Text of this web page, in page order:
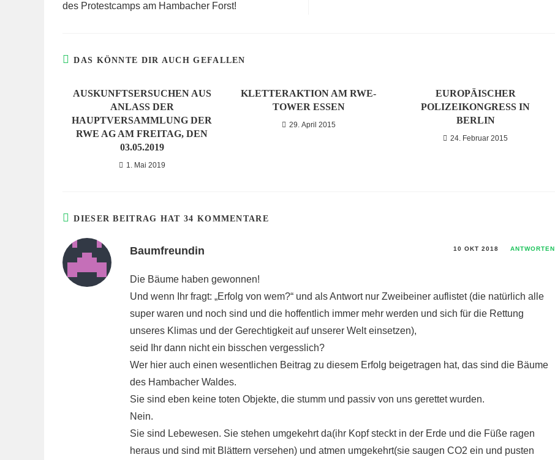
des Protestcamps am Hambacher Forst!
DAS KÖNNTE DIR AUCH GEFALLEN
AUSKUNFTSERSUCHEN AUS
ANLASS DER
HAUPTVERSAMMLUNG DER
RWE AG AM FREITAG, DEN
03.05.2019
1. Mai 2019
KLETTERAKTION AM RWE-
TOWER ESSEN
29. April 2015
EUROPÄISCHER
POLIZEIKONGRESS IN
BERLIN
24. Februar 2015
DIESER BEITRAG HAT 34 KOMMENTARE
Baumfreundin 10 OKT 2018 ANTWORTEN
Die Bäume haben gewonnen!
Und wenn Ihr fragt: „Erfolg von wem?“ und als Antwort nur Zweibeiner auflistet (die natürlich alle
super waren und noch sind und die hoffentlich immer mehr werden und sich für die Rettung
unseres Klimas und der Gerechtigkeit auf unserer Welt einsetzen),
seid Ihr dann nicht ein bisschen vergesslich?
Wer hier auch einen wesentlichen Beitrag zu diesem Erfolg beigetragen hat, das sind die Bäume
des Hambacher Waldes.
Sie sind eben keine toten Objekte, die stumm und passiv von uns gerettet wurden.
Nein.
Sie sind Lebewesen. Sie stehen umgekehrt da(ihr Kopf steckt in der Erde und die Füße ragen
heraus und sind mit Blättern versehen) und atmen umgekehrt(sie saugen CO2 ein und pusten